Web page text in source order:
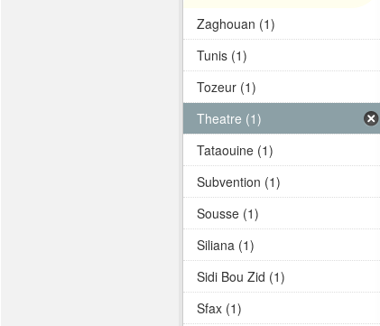
Zaghouan (1)
Tunis (1)
Tozeur (1)
Theatre (1)
Tataouine (1)
Subvention (1)
Sousse (1)
Siliana (1)
Sidi Bou Zid (1)
Sfax (1)